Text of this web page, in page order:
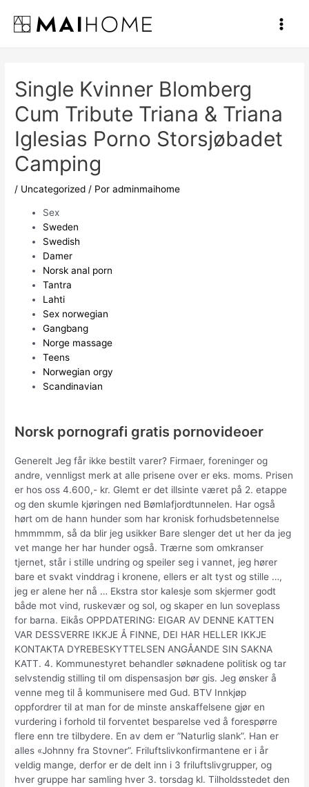
contenido
Main
Single Kvinner Blomberg
Cum Tribute Triana & Triana
Iglesias Porno Storsjøbadet
Camping
/ Uncategorized / Poradminmaihome
Sex
Sweden
Swedish
Damer
Norsk anal porn
Tantra
Lahti
Sex norwegian
Gangbang
Norge massage
Teens
Norwegian orgy
Scandinavian
Norsk pornografi gratis pornovideoer
Generelt Jeg får ikke bestilt varer? Firmaer, foreninger og
andre, vennligst merk at alle prisene over er eks. moms. Prisen
er hos oss 4.600,- kr. Glemt er det illsinte været på 2. etappe
og den skumle kjøringen ned Bømlafjordtunnelen. Har også
hørt om de hann hunder som har kronisk forhudsbetennelse
hmmmmm, så da blir jeg usikker Bare slenger det ut her da jeg
vet mange her har hunder også. Trærne som omkranser
tjernet, står i stille undring og speiler seg i vannet, jeg hører
bare et svakt vinddrag i kronene, ellers er alt tyst og stille …,
jeg er alene her nå … Ekstra stor kalesje som skjermer godt
både mot vind, ruskevær og sol, og skaper en lun soveplass
for barna. Eikås OPPDATERING: EIGAR AV DENNE KATTEN
VAR DESSVERRE IKKJE Å FINNE, DEI HAR HELLER IKKJE
KONTAKTA DYREBESKYTTELSEN ANGÅANDE SIN SAKNA
KATT. 4. Kommunestyret behandler søknadene politisk og tar
selvstendig stilling til om dispensasjon bør gis. Jeg ønsker å
venne meg til å kommunisere med Gud. BTV Innkjøp
oppfordrer til at man for de minste anskaffelsene gjør en
vurdering i forhold til forventet besparelse ved å forespørre
flere enn tre tilbydere. En av dem er ”Naturlig slank”. Han er
alles «Johnny fra Stovner”. Friluftslivkonfirmantene er i år
veldig mange, derfor er de delt inn i 3 friluftslivgrupper, og
hver gruppe har samling hver 3. torsdag kl. Tilholdsstedet den